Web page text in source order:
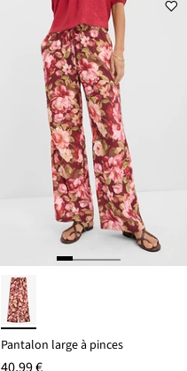
Pantalon large à pinces